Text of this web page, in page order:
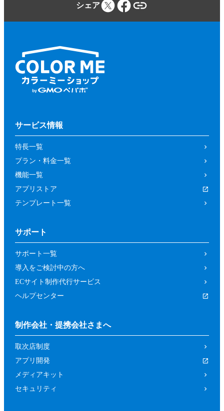
シェア
サービス情報
特長一覧
プラン・料金一覧
機能一覧
アプリストア
テンプレート一覧
サポート
サポート一覧
導入をご検討中の方へ
ECサイト制作代行サービス
ヘルプセンター
制作会社・提携会社さまへ
取次店制度
アプリ開発
メディアキット
セキュリティ